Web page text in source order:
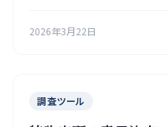
2026年3月22日
調査ツール